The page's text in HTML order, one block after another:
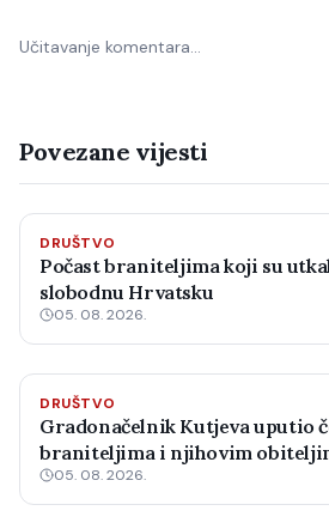
Učitavanje komentara…
Povezane vijesti
DRUŠTVO
Počast braniteljima koji su
slobodnu Hrvatsku
05. 08. 2026.
DRUŠTVO
Gradonačelnik Kutjeva uputio
braniteljima i njihovim
05. 08. 2026.